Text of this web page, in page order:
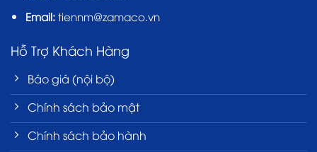
Email:tiennm@zamaco.vn
Hỗ Trợ Khách Hàng
Báo giá (nội bộ)
Chính sách bảo mật
Chính sách bảo hành